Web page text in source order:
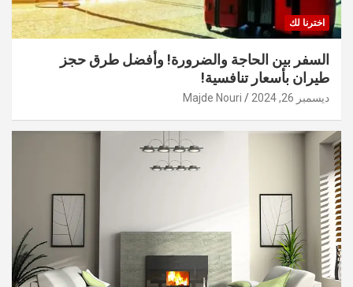
اخترنا لك
السفر بين الحاجة والضرورة! وأفضل طرق حجز
طيران بأسعار تنافسية!
ديسمبر 26, 2024 Majde Nouri